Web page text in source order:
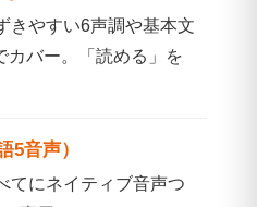
きやすい6声調や基本文
カバー。「読める」を
5音声）
てにネイティブ音声つ